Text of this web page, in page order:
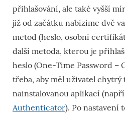
přihlašování, ale také vyšší
již od začátku nabízíme dvě
metod (heslo, osobní
další metoda, kterou je
heslo (One-Time Password –
třeba, aby měl uživatel chytrý
nainstalovanou aplikací
Authenticator). Po nastavení